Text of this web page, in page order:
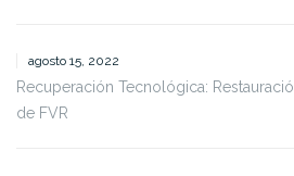
agosto 15, 2022
Recuperación Tecnológica:
de FVR